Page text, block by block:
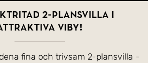
2-plansvilla i
Viby!
fina och trivsam 2-plansvilla -